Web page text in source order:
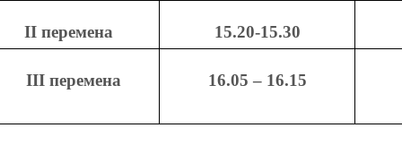
II перемена 15.20-15.30
IIIперемена 16.05 – 16.15